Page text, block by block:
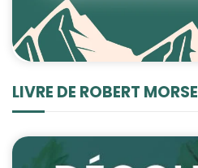
LIVRE DE ROBERT MORSE